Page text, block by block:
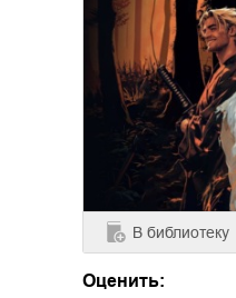
В библиотеку
Оценить: